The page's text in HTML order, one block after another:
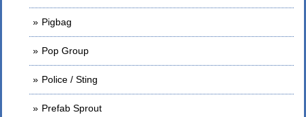
Pigbag
Pop Group
Police / Sting
Prefab Sprout